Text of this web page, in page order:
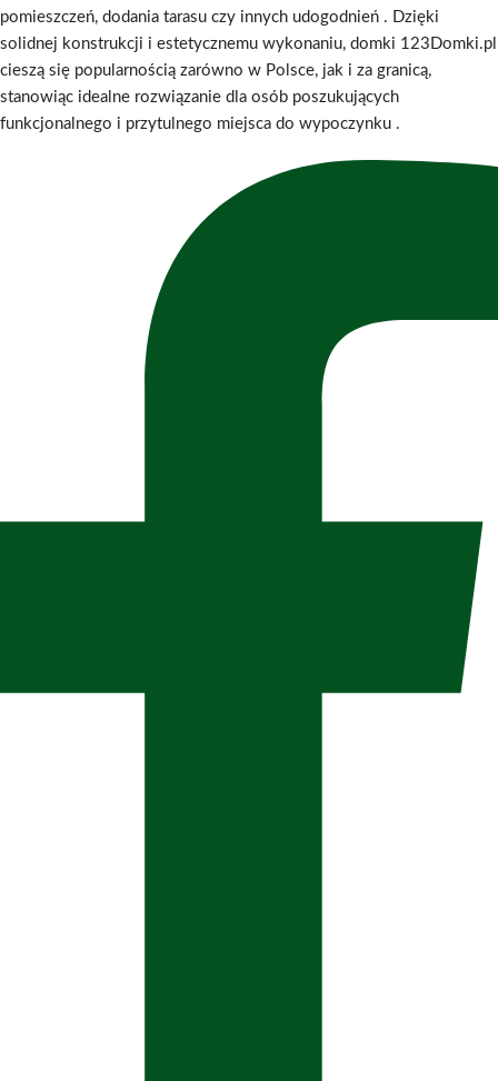
pomieszczeń, dodania tarasu czy innych udogodnień . Dzięki
solidnej konstrukcji i estetycznemu wykonaniu, domki 123Domki.pl
cieszą się popularnością zarówno w Polsce, jak i za granicą,
stanowiąc idealne rozwiązanie dla osób poszukujących
funkcjonalnego i przytulnego miejsca do wypoczynku .